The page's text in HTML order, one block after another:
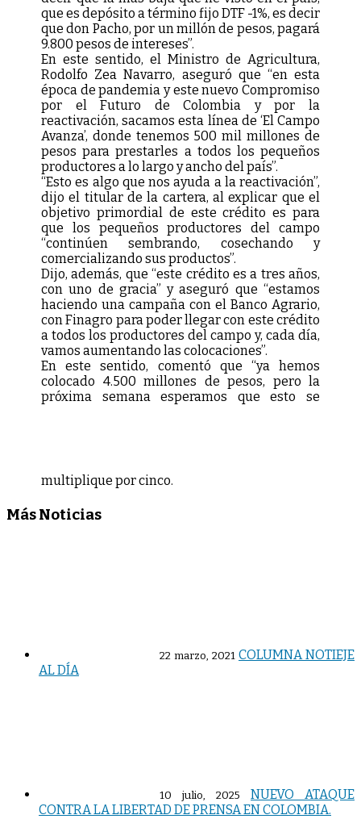
que es depósito a término fijo DTF -1%, es decir
que don Pacho, por un millón de pesos, pagará
9.800 pesos de intereses”.
En este sentido, el Ministro de Agricultura,
Rodolfo Zea Navarro, aseguró que “en esta
época de pandemia y este nuevo Compromiso
por el Futuro de Colombia y por la
reactivación, sacamos esta línea de ‘El Campo
Avanza’, donde tenemos 500 mil millones de
pesos para prestarles a todos los pequeños
productores a lo largo y ancho del país”.
“Esto es algo que nos ayuda a la reactivación”,
dijo el titular de la cartera, al explicar que el
objetivo primordial de este crédito es para
que los pequeños productores del campo
“continúen sembrando, cosechando y
comercializando sus productos”.
Dijo, además, que “este crédito es a tres años,
con uno de gracia” y aseguró que “estamos
haciendo una campaña con el Banco Agrario,
con Finagro para poder llegar con este crédito
a todos los productores del campo y, cada día,
vamos aumentando las colocaciones”.
En este sentido, comentó que “ya hemos
colocado 4.500 millones de pesos, pero la
próxima semana esperamos que esto se
multiplique por cinco.
Más Noticias
22 marzo, 2021 COLUMNA NOTIEJE
AL DÍA
10 julio, 2025
NUEVO ATAQUE
CONTRA LA LIBERTAD DE PRENSA EN COLOMBIA.